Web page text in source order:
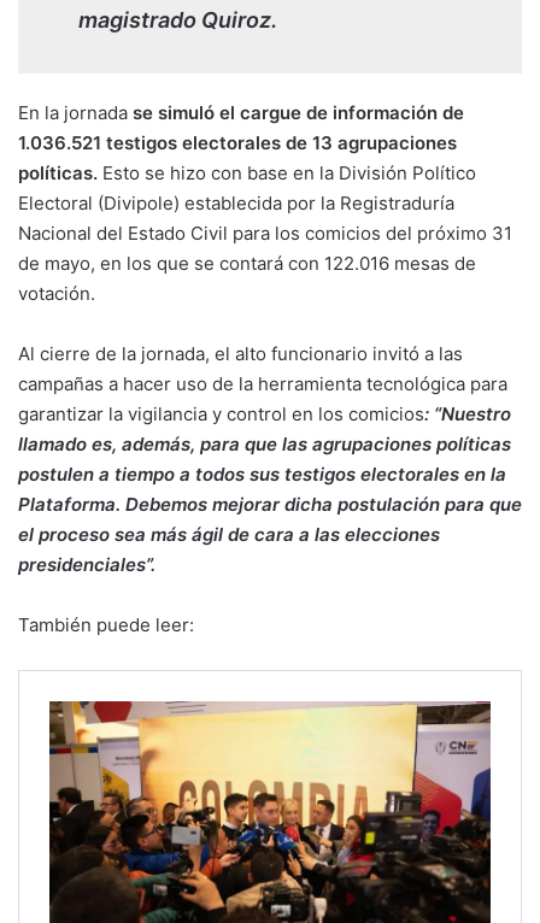
magistrado Quiroz.
En la jornada se simuló el cargue de información de
1.036.521 testigos electorales de 13 agrupaciones
políticas. Esto se hizo con base en la División Político
Electoral (Divipole) establecida por la Registraduría
Nacional del Estado Civil para los comicios del próximo 31
de mayo, en los que se contará con 122.016 mesas de
votación.
Al cierre de la jornada, el alto funcionario invitó a las
campañas a hacer uso de la herramienta tecnológica para
garantizar la vigilancia y control en los comicios: “Nuestro
llamado es, además, para que las agrupaciones políticas
postulen a tiempo a todos sus testigos electorales en la
Plataforma. Debemos mejorar dicha postulación para que
el proceso sea más ágil de cara a las elecciones
presidenciales”.
También puede leer: